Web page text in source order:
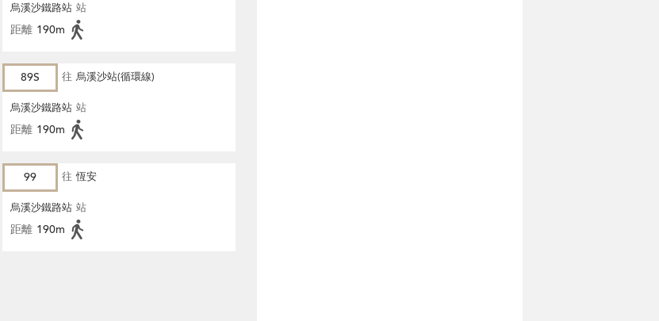
烏溪沙鐵路站 站
距離 190m
89S 往 烏溪沙站(循環線)
烏溪沙鐵路站 站
距離 190m
99 往 恆安
烏溪沙鐵路站 站
距離 190m